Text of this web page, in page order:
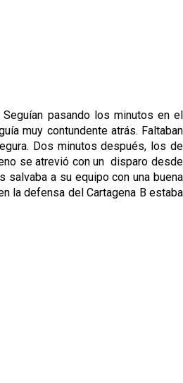
pasando los minutos en el
muy contundente atrás. Faltaban
Dos minutos después, los de
se atrevió con un disparo desde
salvaba a su equipo con una buena
la defensa del Cartagena B estaba